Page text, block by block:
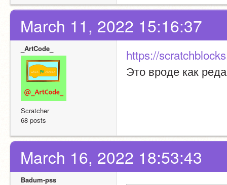
March 11, 2022 15:16:37
_ArtCode_
Scratcher
68 posts
https://
Это вроде как
March 16, 2022 18:53:43
Badum-pss